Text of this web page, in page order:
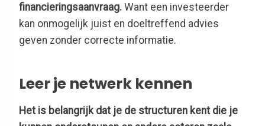
financieringsaanvraag. Want een investeerder
kan onmogelijk juist en doeltreffend advies
geven zonder correcte informatie.
Leer je netwerk kennen
Het is belangrijk dat je de structuren kent die je